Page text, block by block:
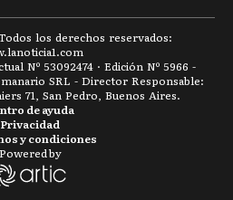
los derechos reservados:
lanoticia1.com
Nº 53092474 · Edición Nº 5966 -
SRL - Director Responsable:
71, San Pedro, Buenos Aires.
y condiciones
Privacidad
de ayuda
Powered by